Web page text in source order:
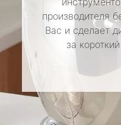
производителя
Вас и сделает
за